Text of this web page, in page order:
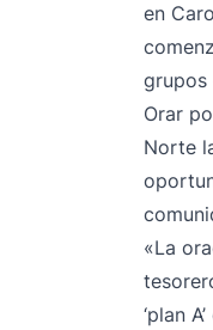
en
grupos
Orar
Norte
«La
‘plan